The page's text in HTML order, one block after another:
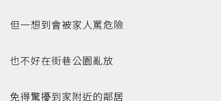
但一想到會被家人罵危險
也不好在街巷公園亂放
免得驚擾到家附近的鄰居